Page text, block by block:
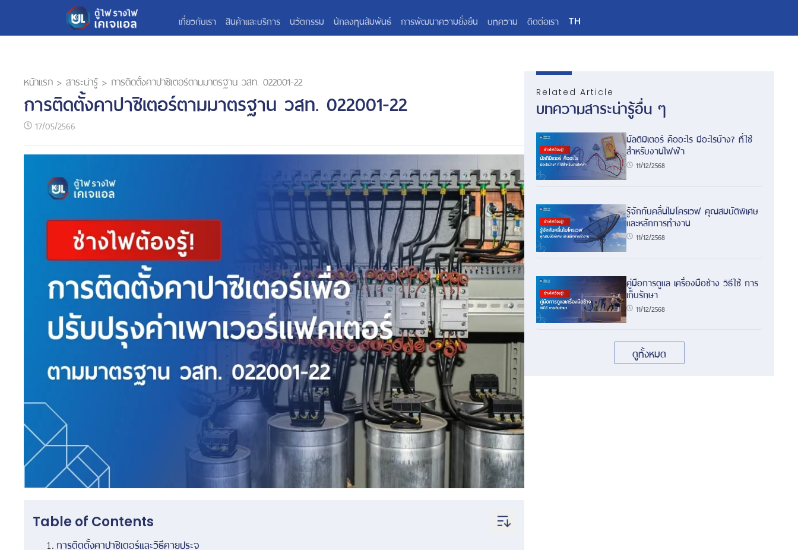
เกี่ยวกับเรา สินค้าและบริการ นวัตกรรม นักลงทุนสัมพันธ์ การพัฒนาความยั่งยืน บทความ ติดต่อเรา TH
หน้าแรก > สาระน่ารู้ > การติดตั้งคาปาซิเตอร์ตามมาตรฐาน วสท. 022001-22
การติดตั้งคาปาซิเตอร์ตามมาตรฐาน วสท. 022001-22
17/05/2566
Table of Contents
การติดตั้งคาปาซิเตอร์และวิธีคายประจุ
Related Article
บทความสาระน่ารู้อื่น ๆ
มัลติมิเตอร์ คืออะไร มีอะไรบ้าง? ที่ใช้
สำหรับงานไฟฟ้า
11/12/2568
รู้จักกับคลื่นไมโครเวฟ คุณสมบัติพิเศษ
และหลักการทำงาน
11/12/2568
คู่มือการดูแล เครื่องมือช่าง วิธีใช้ การ
เก็บรักษา
11/12/2568
ดูทั้งหมด